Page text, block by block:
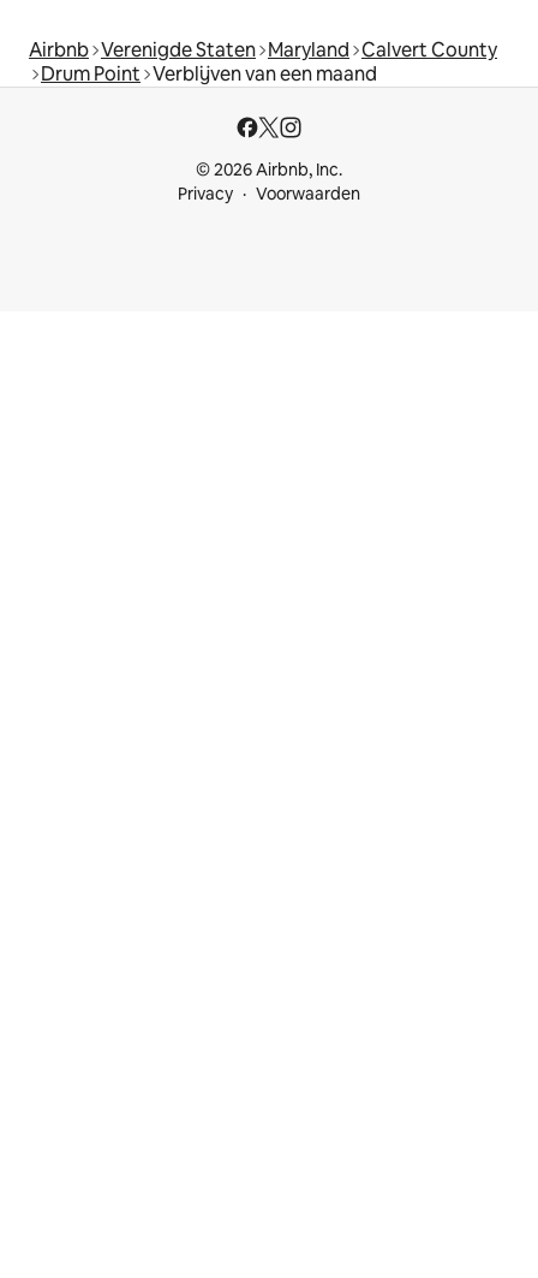
Airbnb Verenigde Staten Maryland Calvert County
Drum Point Verblijven van een maand
© 2026 Airbnb, Inc.
Privacy
Voorwaarden